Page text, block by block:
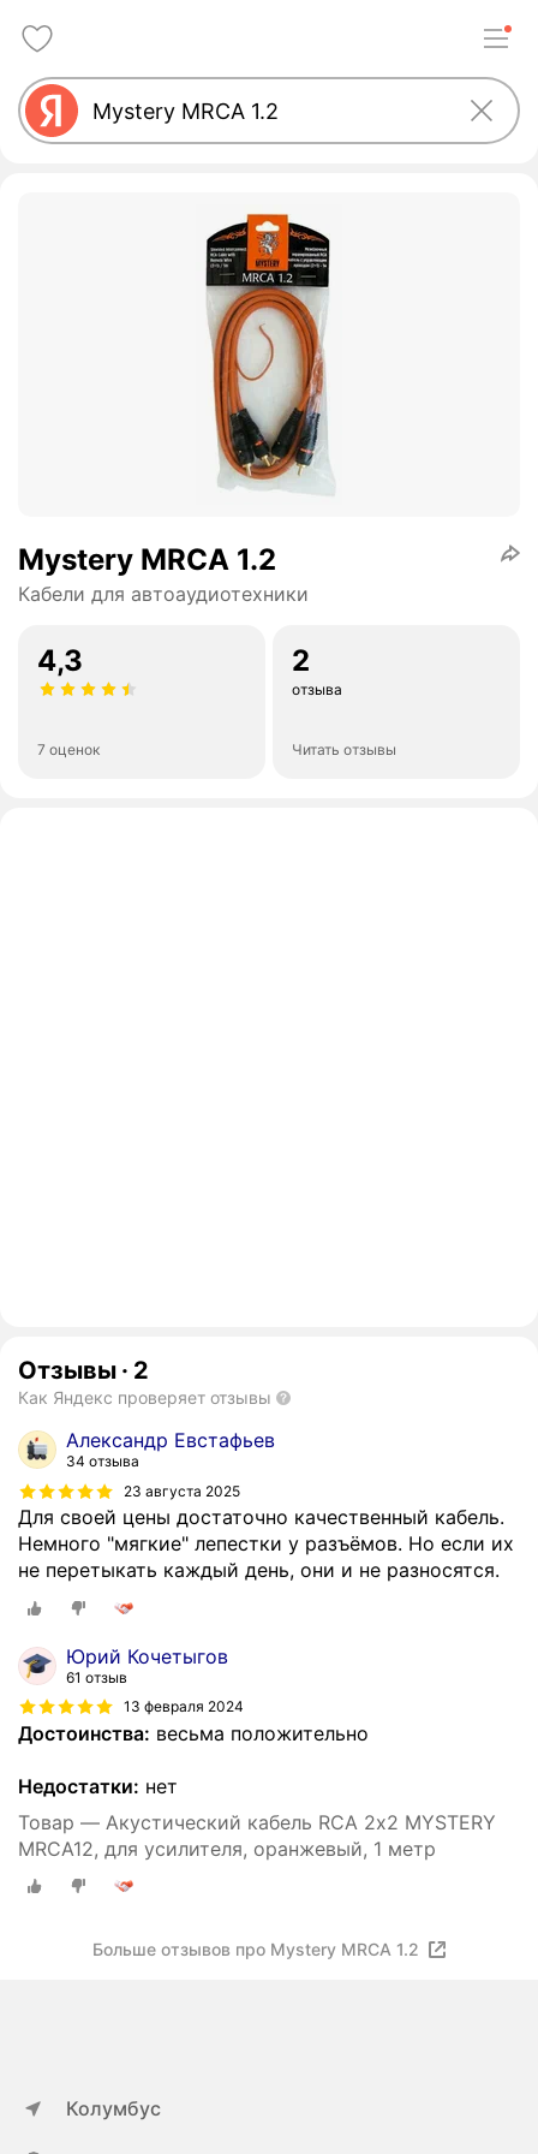
Mystery MRCA 1.2
Кабели для автоаудиотехники
4,3
7 оценок
2
отзыва
Читать отзывы
Отзывы · 2
Как Яндекс проверяет отзывы
Александр Евстафьев
34 отзыва
23 августа 2025
Для своей цены достаточно качественный кабель.
Немного "мягкие" лепестки у разъёмов. Но если их
не перетыкать каждый день, они и не разносятся.
Юрий Кочетыгов
61 отзыв
13 февраля 2024
Достоинства: весьма положительно
Недостатки: нет
Товар — Акустический кабель RCA 2х2 MYSTERY
MRCA12, для усилителя, оранжевый, 1 метр
Больше отзывов про Mystery MRCA 1.2
Колумбус